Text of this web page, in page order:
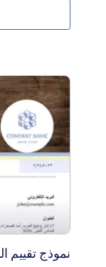
للسيرة الذاتية
أمر مطلوب
التقديم الخاص
نموذج تقييم